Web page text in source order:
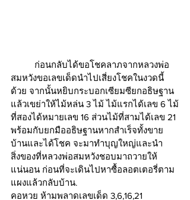
สมหวังขอเลขเด็ดนำไปเสี่ยงโชคในงวดนี้
ด้วย จากนั้นหยิบกระบอกเซียมซียกอธิษฐาน
แล้วเขย่าให้ไม้หล่น 3 ไม้ ไม้แรกได้เลข 6 ไม้
ที่สองได้หมายเลข 16 ส่วนไม้ที่สามได้เลข 21
พร้อมกับยกมืออธิษฐานหากสำเร็จทั้งขาย
บ้านและได้โชค จะมาทำบุญใหญ่และนำ
สิ่งของที่หลวงพ่อสมหวังชอบมาถวายให้
แน่นอน ก่อนที่จะเดินไปหาซื้อลอตเตอรี่ตาม
แผงแล้วกลับบ้าน.
คอหวย ห้ามพลาดเลขเด็ด 3,6,16,21